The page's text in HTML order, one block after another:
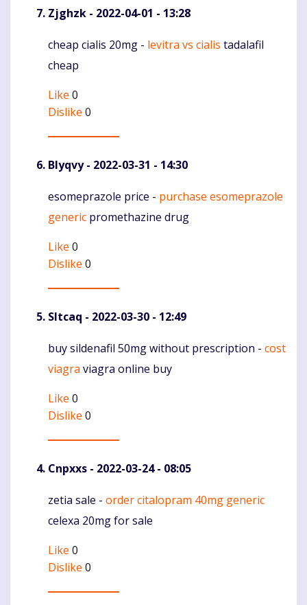
Zjghzk - 2022-04-01 - 13:28
Komentaras
cheap cialis 20mg - levitra vs cialis tadalafil
cheap
Like 0
Dislike 0
Blyqvy- 2022-03-31 - 14:30
Komentaras
esomeprazole price - purchase esomeprazole
generic promethazine drug
Like 0
Dislike 0
Sltcaq - 2022-03-30 - 12:49
Komentaras
buy sildenafil 50mg without prescription - cost
viagra viagra online buy
Like 0
Dislike 0
Cnpxxs - 2022-03-24 - 08:05
Komentaras
zetia sale - order citalopram 40mg generic
celexa 20mg for sale
Like 0
Dislike 0